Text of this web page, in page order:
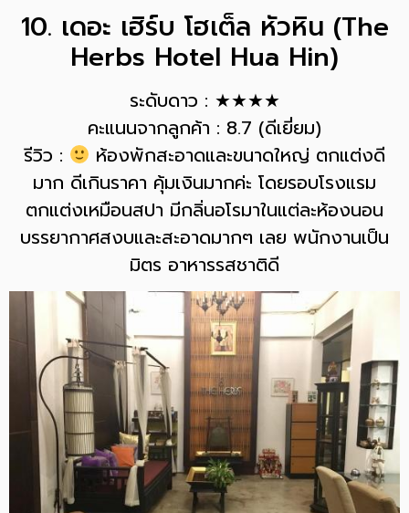
10. เดอะ เฮิร์บ โฮเต็ล หัวหิน (The
Herbs Hotel Hua Hin)
ระดับดาว : ★★★★
คะแนนจากลูกค้า : 8.7 (ดีเยี่ยม)
รีวิว :
ห้องพักสะอาดและขนาดใหญ่ ตกแต่งดี
มาก ดีเกินราคา คุ้มเงินมากค่ะ โดยรอบโรงแรม
ตกแต่งเหมือนสปา มีกลิ่นอโรมาในแต่ละห้องนอน
บรรยากาศสงบและสะอาดมากๆ เลย พนักงานเป็น
มิตร อาหารรสชาติดี